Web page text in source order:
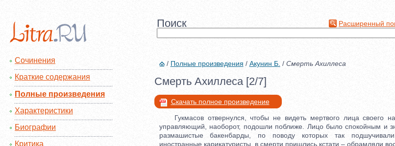
Поиск Расширенный
Сочинения
Краткие содержания
Полные произведения
Характеристики
Биографии
Критика
/ Полные произведения / Акунин Б. / Смерть Ахиллеса
Смерть Ахиллеса [2/7]
Скачать полное произведение
Гукмасов отвернулся, чтобы не видеть мертвого лица своего
управляющий, наоборот, подошли поближе. Лицо было спокойным и
размашистые бакенбарды, по поводу которых так
иностранные карикатуристы, в смерти пришлись кстати – обрамляли